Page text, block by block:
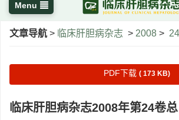
Menu
文章导航 > 临床肝胆病杂志 > 2008 >
PDF下载 ( 173 KB)
临床肝胆病杂志2008年第24卷